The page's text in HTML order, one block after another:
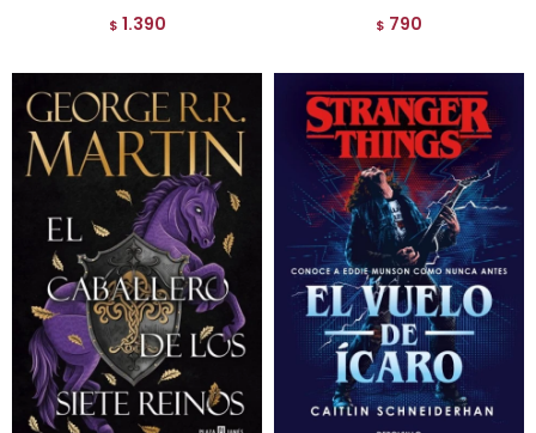
$ 1.390 $ 790